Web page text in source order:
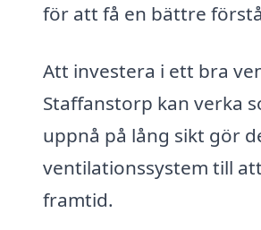
för att få en bättre
Att investera i ett bra
Staffanstorp kan verka
uppnå på lång sikt gör
ventilationssystem till
framtid.